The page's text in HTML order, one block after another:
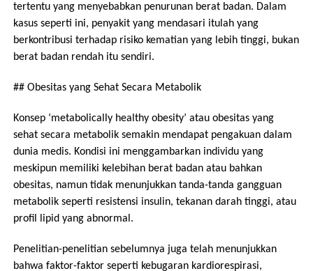
tertentu yang menyebabkan penurunan berat badan. Dalam
kasus seperti ini, penyakit yang mendasari itulah yang
berkontribusi terhadap risiko kematian yang lebih tinggi, bukan
berat badan rendah itu sendiri.
## Obesitas yang Sehat Secara Metabolik
Konsep ‘metabolically healthy obesity’ atau obesitas yang
sehat secara metabolik semakin mendapat pengakuan dalam
dunia medis. Kondisi ini menggambarkan individu yang
meskipun memiliki kelebihan berat badan atau bahkan
obesitas, namun tidak menunjukkan tanda-tanda gangguan
metabolik seperti resistensi insulin, tekanan darah tinggi, atau
profil lipid yang abnormal.
Penelitian-penelitian sebelumnya juga telah menunjukkan
bahwa faktor-faktor seperti kebugaran kardiorespirasi,